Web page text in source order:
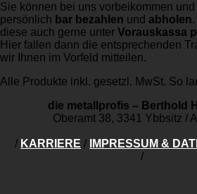
Sie können bei uns vorbeikommen
persönlich bar bezahlen und abholen
diese auch gerne unter Vorauskassa
Hier fallen dann die entsprechenden
wir Ihnen im Vorfeld mitteilen.
Alle Produkte inkl. gesetzl. MwSt. So
die metallprofis – Berthold
Oberamt 38, 3341 Ybbsitz /
/ KARRIERE / IMPRESSUM &
/